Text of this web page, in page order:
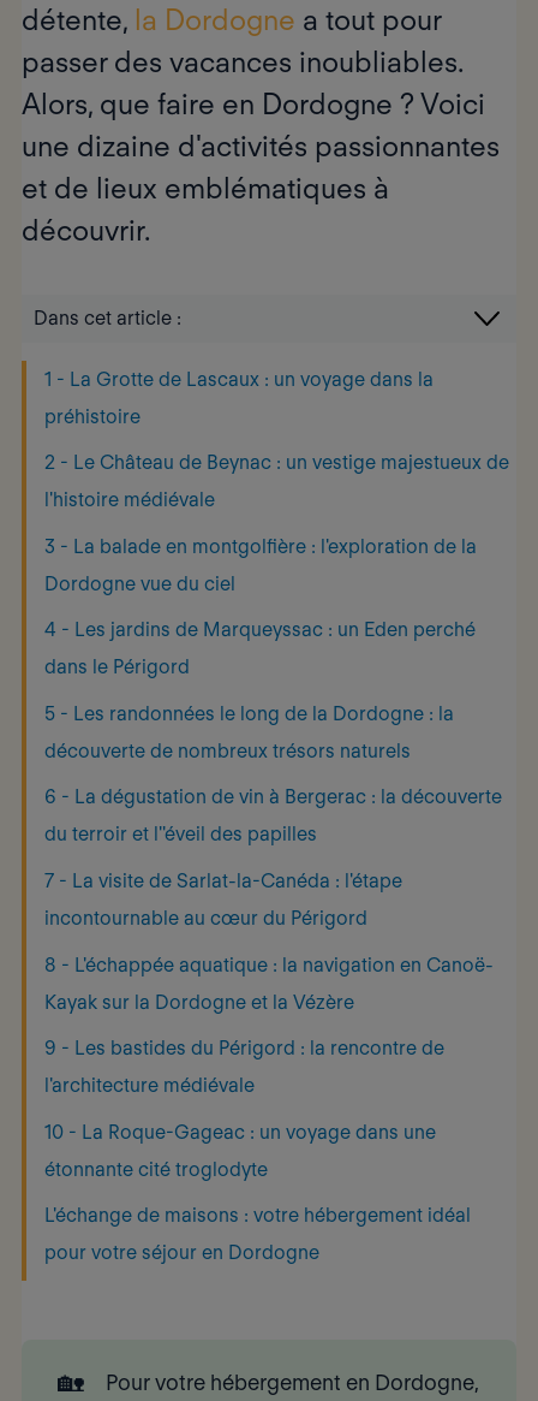
détente, la Dordogne a tout pour
passer des vacances inoubliables.
Alors, que faire en Dordogne ? Voici
une dizaine d'activités passionnantes
et de lieux emblématiques à
découvrir.
Dans cet article :
1 - La Grotte de Lascaux : un voyage dans la
préhistoire
2 - Le Château de Beynac : un vestige majestueux de
l'histoire médiévale
3 - La balade en montgolfière : l'exploration de la
Dordogne vue du ciel
4 - Les jardins de Marqueyssac : un Eden perché
dans le Périgord
5 - Les randonnées le long de la Dordogne : la
découverte de nombreux trésors naturels
6 - La dégustation de vin à Bergerac : la découverte
du terroir et l''éveil des papilles
7 - La visite de Sarlat-la-Canéda : l'étape
incontournable au cœur du Périgord
8 - L'échappée aquatique : la navigation en Canoë-
Kayak sur la Dordogne et la Vézère
9 - Les bastides du Périgord : la rencontre de
l'architecture médiévale
10 - La Roque-Gageac : un voyage dans une
étonnante cité troglodyte
L'échange de maisons : votre hébergement idéal
pour votre séjour en Dordogne
🏡
Pour votre hébergement en Dordogne,